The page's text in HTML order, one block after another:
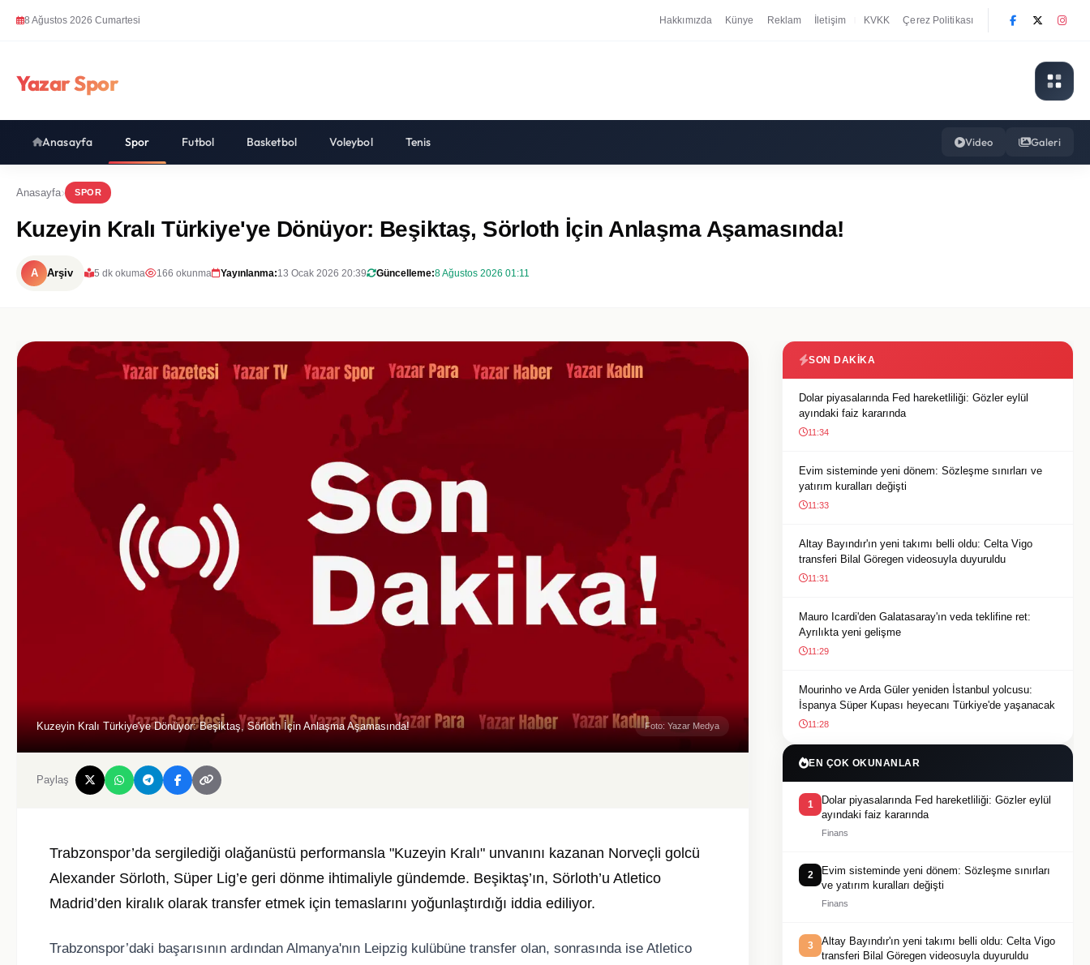
8 Ağustos 2026 Cumartesi Hakkımızda Künye Reklam İletişim KVKK Çerez Politikası
Yazar Spor
Anasayfa Spor Futbol Basketbol Voleybol Tenis Video Galeri
Anasayfa SPOR
Kuzeyin Kralı Türkiye'ye Dönüyor: Beşiktaş, Sörloth İçin Anlaşma Aşamasında!
A Arşiv 5 dk okuma 166 okunma Yayınlanma:13 Ocak 2026 20:39 Güncelleme:8 Ağustos 2026 01:11
Kuzeyin Kralı Türkiye'ye Dönüyor: Beşiktaş, Sörloth İçin Anlaşma Aşamasında! Foto: Yazar Medya
Paylaş
Trabzonspor’da sergilediği olağanüstü performansla "Kuzeyin Kralı" unvanını kazanan Norveçli golcü
Alexander Sörloth, Süper Lig’e geri dönme ihtimaliyle gündemde. Beşiktaş’ın, Sörloth’u Atletico
Madrid’den kiralık olarak transfer etmek için temaslarını yoğunlaştırdığı iddia ediliyor.
Trabzonspor’daki başarısının ardından Almanya'nın Leipzig kulübüne transfer olan, sonrasında ise Atletico
SON DAKIKA
Dolar piyasalarında Fed hareketliliği: Gözler eylül
ayındaki faiz kararında
11:34
Evim sisteminde yeni dönem: Sözleşme sınırları ve
yatırım kuralları değişti
11:33
Altay Bayındır'ın yeni takımı belli oldu: Celta Vigo
transferi Bilal Göregen videosuyla duyuruldu
11:31
Mauro Icardi'den Galatasaray'ın veda teklifine ret:
Ayrılıkta yeni gelişme
11:29
Mourinho ve Arda Güler yeniden İstanbul yolcusu:
İspanya Süper Kupası heyecanı Türkiye'de yaşanacak
11:28
EN ÇOK OKUNANLAR
1
Dolar piyasalarında Fed hareketliliği: Gözler eylül
ayındaki faiz kararında
Finans
2
Evim sisteminde yeni dönem: Sözleşme sınırları
ve yatırım kuralları değişti
Finans
3
Altay Bayındır'ın yeni takımı belli oldu: Celta Vigo
transferi Bilal Göregen videosuyla duyuruldu